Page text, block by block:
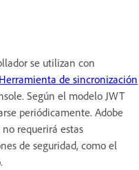
se utilizan con
Herramienta de sincronización
Según el modelo JWT
periódicamente. Adobe
requerirá estas
de seguridad, como el